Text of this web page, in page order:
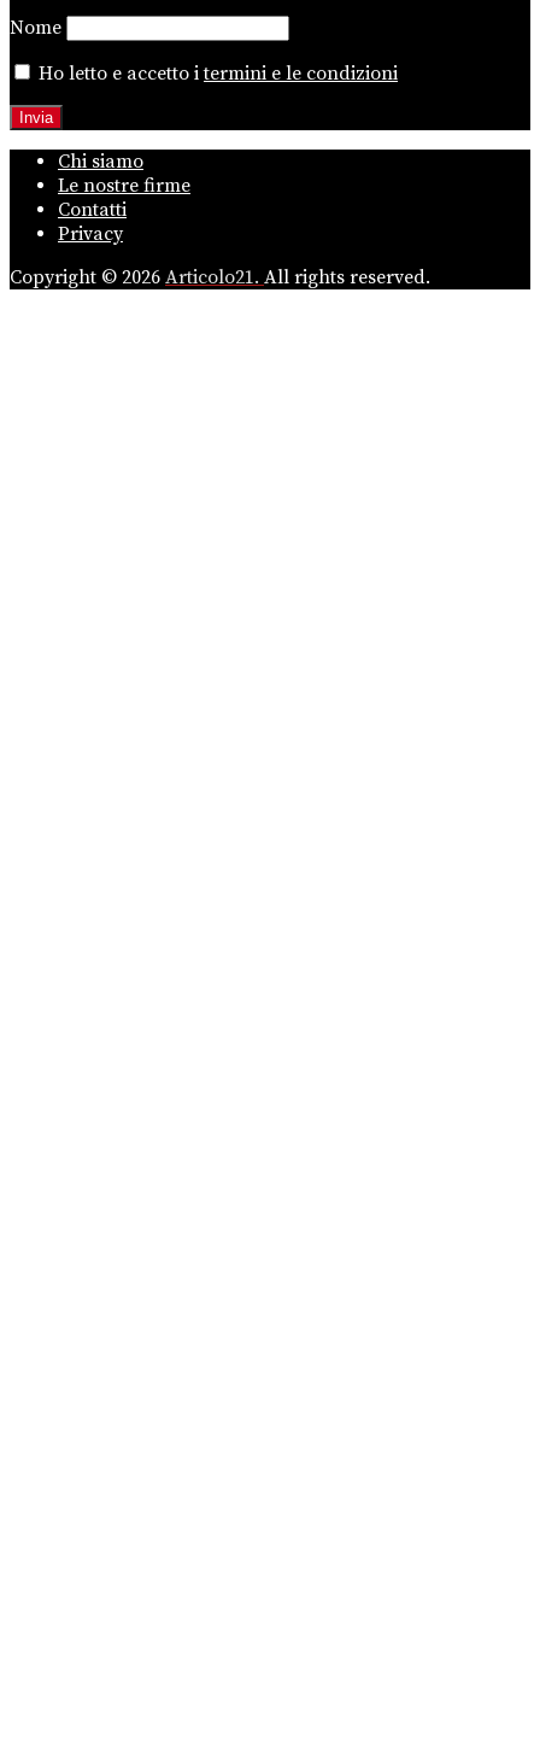
Nome
Ho letto e accetto itermini e le condizioni
Chi siamo
Le nostre firme
Contatti
Privacy
Copyright © 2026 Articolo21. All rights reserved.